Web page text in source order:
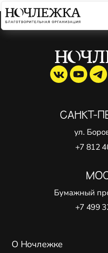
Элемент
О Ночлежке
САНКТ-
ул.
+7 812
Бумажный
+7 499